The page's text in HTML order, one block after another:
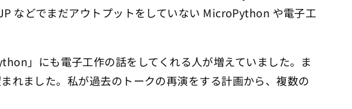
などでまだアウトプットをしていない MicroPython や電子工
」にも電子工作の話をしてくれる人が増えていました。ま
れました。私が過去のトークの再演をする計画から、複数の